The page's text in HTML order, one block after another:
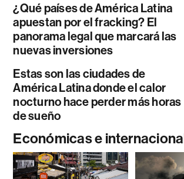
¿Qué países de América Latina
apuestan por el fracking? El
panorama legal que marcará las
nuevas inversiones
Estas son las ciudades de
América Latina donde el calor
nocturno hace perder más horas
de sueño
Económicas e